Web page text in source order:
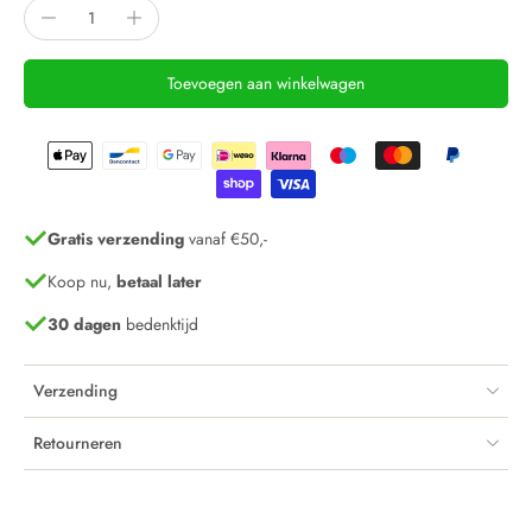
Toevoegen aan winkelwagen
Gratis verzending vanaf €50,-
Koop nu, betaal later
30 dagen bedenktijd
Verzending
Retourneren